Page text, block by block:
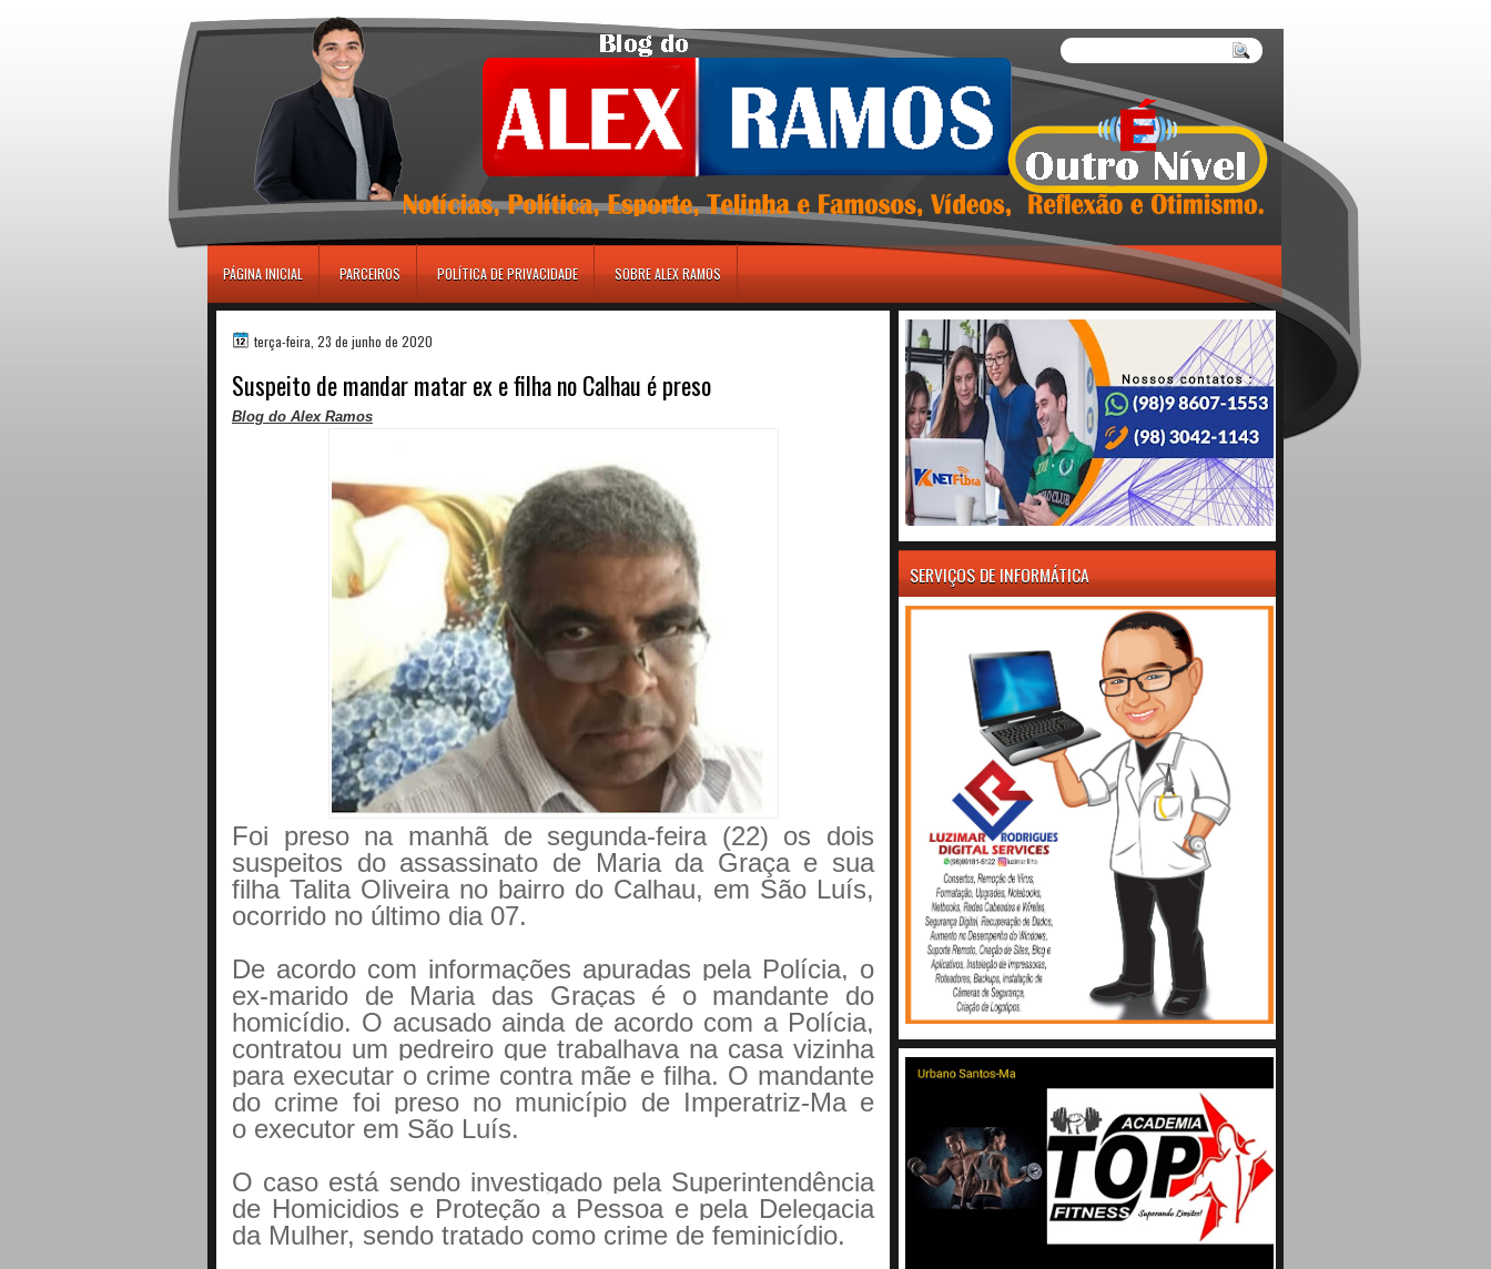
PÁGINA INICIAL PARCEIROS POLÍTICA DE PRIVACIDADE SOBRE ALEX RAMOS
terça-feira, 23 de junho de 2020
Suspeito de mandar matar ex e filha no Calhau é preso
Blog do Alex Ramos
Foi preso na manhã de segunda-feira (22) os dois
suspeitos do assassinato de Maria da Graça e sua
filha Talita Oliveira no bairro do Calhau, em São Luís,
ocorrido no último dia 07.
De acordo com informações apuradas pela Polícia, o
ex-marido de Maria das Graças é o mandante do
homicídio. O acusado ainda de acordo com a Polícia,
contratou um pedreiro que trabalhava na casa vizinha
para executar o crime contra mãe e filha. O mandante
do crime foi preso no município de Imperatriz-Ma e
o executor em São Luís.
O caso está sendo investigado pela Superintendência
de Homicidios e Proteção a Pessoa e pela Delegacia
da Mulher, sendo tratado como crime de feminicídio.
SERVIÇOS DE INFORMÁTICA